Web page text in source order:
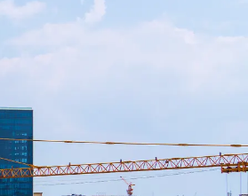
（フォワーダー/ ハノイ勤務）
2,500 〜 3,000 (USD)
ベトナム / Hanoi (General)の転